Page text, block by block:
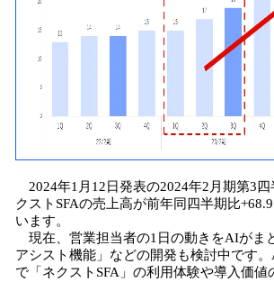
2024年1月12日発表の2024年2月期第3四
クストSFAの売上高が前年同四半期比
います。
現在、営業担当者の1日の動きをAIがま
アシスト機能」などの開発も検討中です
で「ネクストSFA」の利用体験や導入価値